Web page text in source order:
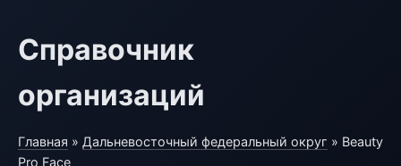
Справочник
организаций
Главная » Дальневосточный федеральный округ » Beauty
Pro Face